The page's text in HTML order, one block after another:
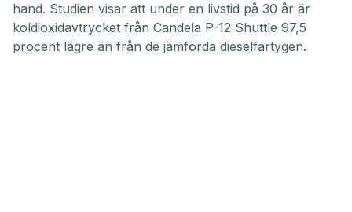
hand. Studien visar att under en livstid på 30 år är
koldioxidavtrycket från Candela P-12 Shuttle 97,5
procent lägre än från de jämförda dieselfartygen.